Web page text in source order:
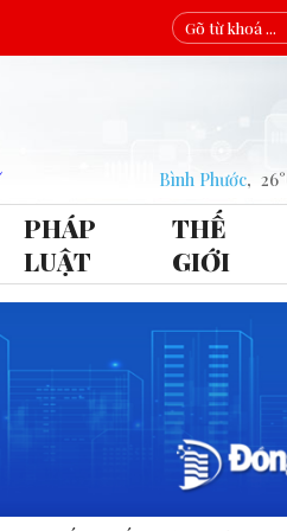
Bình Phước,
PHÁP
LUẬT
THẾ
GIỚI